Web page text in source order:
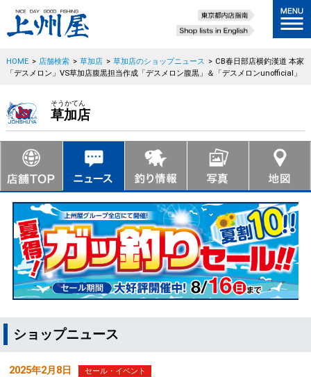
HOME > 店舗検索 > 草加店 > 草加店のショップニュース > CB春日部店横釣漢道 本家
「デスメロン」VS草加店腹黒担当作成「デスメロン腹黒」＆「デスメロンunofficial」
そうかてん
草加店
ショップニュース
2025年2月8日 セール・イベント